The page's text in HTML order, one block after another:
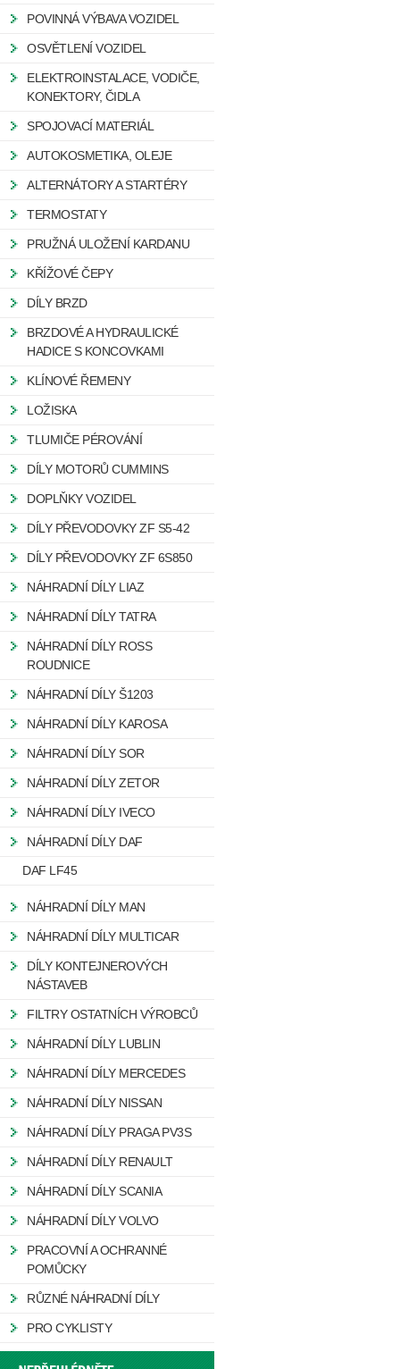
POVINNÁ VÝBAVA VOZIDEL
OSVĚTLENÍ VOZIDEL
ELEKTROINSTALACE, VODIČE,
KONEKTORY, ČIDLA
SPOJOVACÍ MATERIÁL
AUTOKOSMETIKA, OLEJE
ALTERNÁTORY A STARTÉRY
TERMOSTATY
PRUŽNÁ ULOŽENÍ KARDANU
KŘÍŽOVÉ ČEPY
DÍLY BRZD
BRZDOVÉ A HYDRAULICKÉ
HADICE S KONCOVKAMI
KLÍNOVÉ ŘEMENY
LOŽISKA
TLUMIČE PÉROVÁNÍ
DÍLY MOTORŮ CUMMINS
DOPLŇKY VOZIDEL
DÍLY PŘEVODOVKY ZF S5-42
DÍLY PŘEVODOVKY ZF 6S850
NÁHRADNÍ DÍLY LIAZ
NÁHRADNÍ DÍLY TATRA
NÁHRADNÍ DÍLY ROSS
ROUDNICE
NÁHRADNÍ DÍLY Š1203
NÁHRADNÍ DÍLY KAROSA
NÁHRADNÍ DÍLY SOR
NÁHRADNÍ DÍLY ZETOR
NÁHRADNÍ DÍLY IVECO
NÁHRADNÍ DÍLY DAF
DAF LF45
NÁHRADNÍ DÍLY MAN
NÁHRADNÍ DÍLY MULTICAR
DÍLY KONTEJNEROVÝCH
NÁSTAVEB
FILTRY OSTATNÍCH VÝROBCŮ
NÁHRADNÍ DÍLY LUBLIN
NÁHRADNÍ DÍLY MERCEDES
NÁHRADNÍ DÍLY NISSAN
NÁHRADNÍ DÍLY PRAGA PV3S
NÁHRADNÍ DÍLY RENAULT
NÁHRADNÍ DÍLY SCANIA
NÁHRADNÍ DÍLY VOLVO
PRACOVNÍ A OCHRANNÉ
POMŮCKY
RŮZNÉ NÁHRADNÍ DÍLY
PRO CYKLISTY